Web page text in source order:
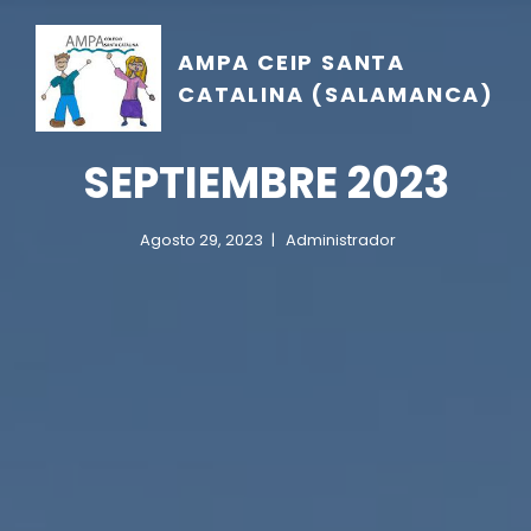
AMPA CEIP SANTA
CATALINA (SALAMANCA)
SEPTIEMBRE 2023
Agosto 29, 2023 Administrador